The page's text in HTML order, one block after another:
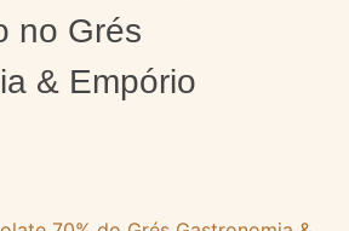
no Grés
& Empório